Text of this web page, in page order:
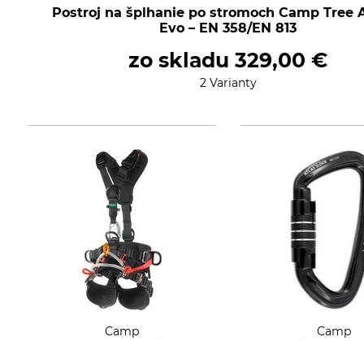
Postroj na šplhanie po stromoch Camp Tree
Evo – EN 358/EN 813
zo skladu 329,00 €
2 Varianty
Camp Camp